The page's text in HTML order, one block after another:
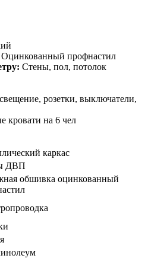
Оцинкованный профнастил
Стены, пол, потолок
розетки, выключатели,
кровати на 6 чел
каркас
ДВП
обшивка оцинкованный